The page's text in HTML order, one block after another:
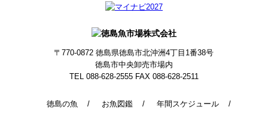
徳島の魚 お魚図鑑
年間スケジュール
〒770-0872徳島県徳島市北沖洲4丁目1番38号
徳島市中央卸売市場内
TEL 088-628-2555 FAX 088-628-2511